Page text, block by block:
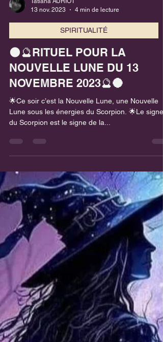
13 nov. 2023
4 min de lecture
SPIRITUALITÉ
🌑🔮RITUEL POUR LA
NOUVELLE LUNE DU 13
NOVEMBRE 2023🔮🌑
🌟Ce soir c’est la Nouvelle Lune, une Nouvelle
Lune sous les énergies du Scorpion. 🌟Le signe
du Scorpion est le signe de la...